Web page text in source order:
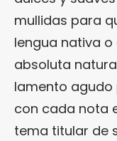
mullidas para
lengua nativa
absoluta
lamento
con cada nota
tema titular de